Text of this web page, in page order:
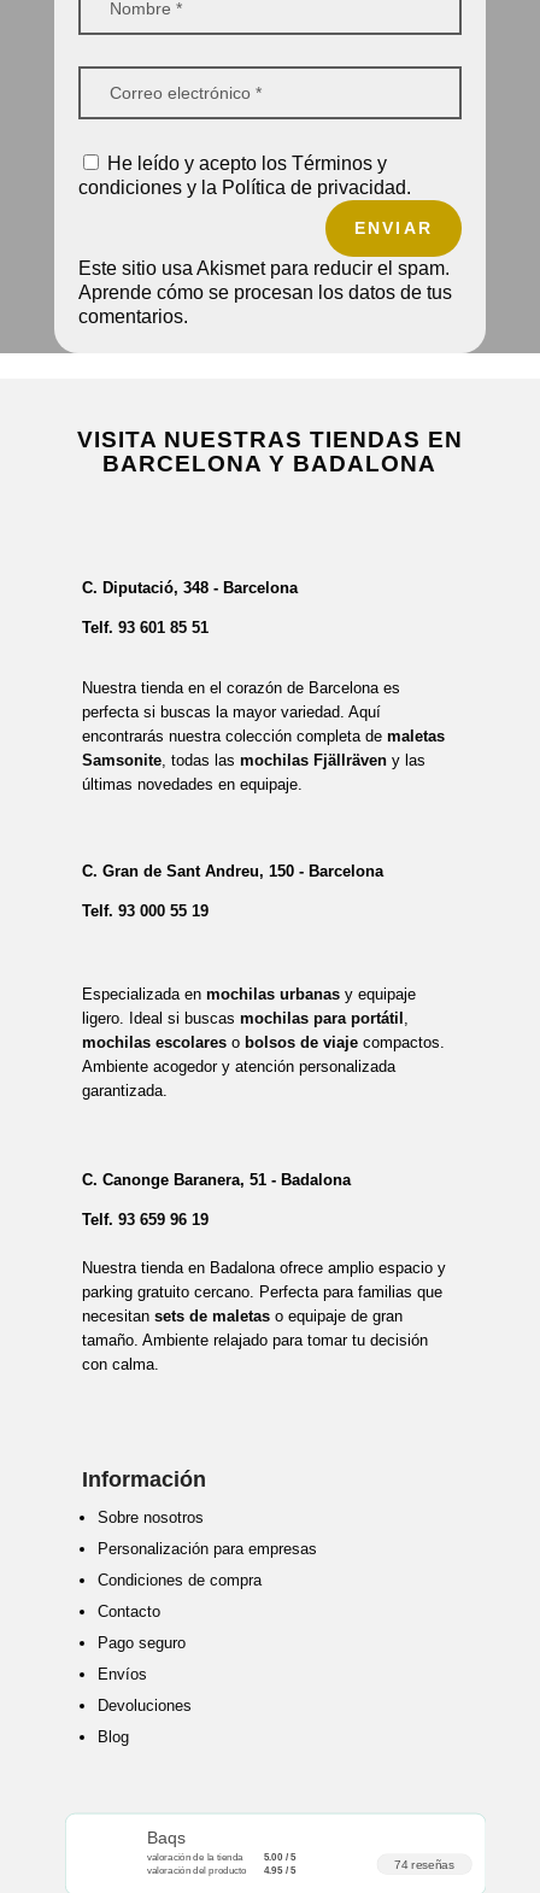
He leído y acepto los Términos y
condiciones y la Política de privacidad.
ENVIAR
Este sitio usa Akismet para reducir el spam.
Aprende cómo se procesan los datos de tus
comentarios.
VISITA NUESTRAS TIENDAS EN
BARCELONA Y BADALONA
C. Diputació, 348 - Barcelona
Telf. 93 601 85 51
Nuestra tienda en el corazón de Barcelona es
perfecta si buscas la mayor variedad. Aquí
encontrarás nuestra colección completa de maletas
Samsonite, todas las mochilas Fjällräveny las
últimas novedades en equipaje.
C. Gran de Sant Andreu, 150 - Barcelona
Telf. 93 000 55 19
Especializada en mochilas urbanasy equipaje
ligero. Ideal si buscas mochilas para portátil
mochilas escolareso bolsos de viajecompactos.
Ambiente acogedor y atención personalizada
garantizada.
C. Canonge Baranera, 51 - Badalona
Telf. 93 659 96 19
Nuestra tienda en Badalona ofrece amplio espacio y
parking gratuito cercano. Perfecta para familias que
necesitan sets de maletaso equipaje de gran
tamaño. Ambiente relajado para tomar tu decisión
con calma.
Información
Sobre nosotros
Personalización para empresas
Condiciones de compra
Contacto
Pago seguro
Envíos
Devoluciones
Blog
Baqs
valoración de la tienda
5.00 / 5
valoración del producto
4.95 / 5 74 reseñas